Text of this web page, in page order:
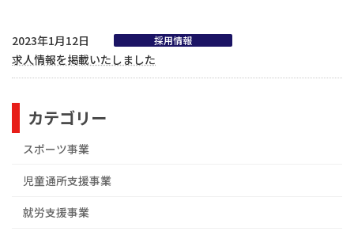
2023年1月12日 採用情報
求人情報を掲載いたしました
カテゴリー
スポーツ事業
児童通所支援事業
就労支援事業